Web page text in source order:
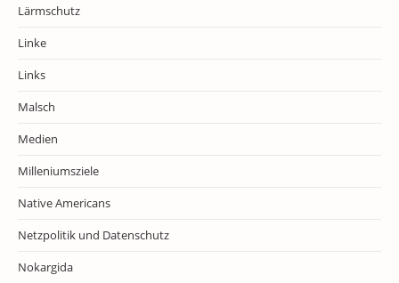
Lärmschutz
Linke
Links
Malsch
Medien
Milleniumsziele
Native Americans
Netzpolitik und Datenschutz
Nokargida